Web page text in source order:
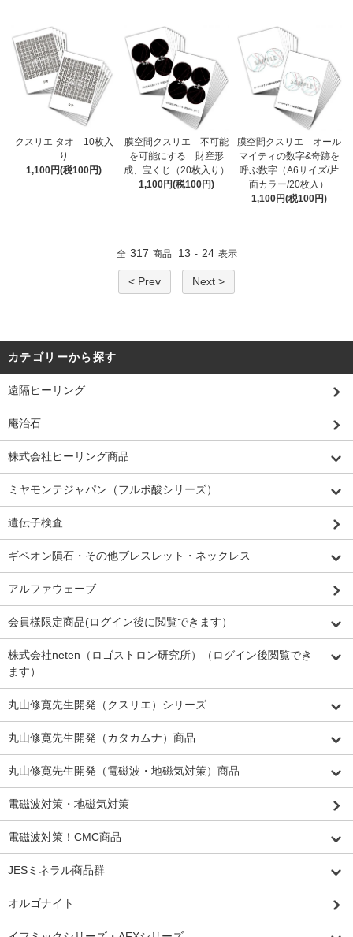
クスリエ タオ 10枚入
り
1,100円(税100円)
膜空間クスリエ 不可能
を可能にする 財産形
成、宝くじ（20枚入り）
1,100円(税100円)
膜空間クスリエ オール
マイティの数字&奇跡を
呼ぶ数字（A6サイズ/片
面カラー/20枚入）
1,100円(税100円)
全 317 商品 13 - 24 表示
< Prev Next >
カテゴリーから探す
遠隔ヒーリング
庵治石
株式会社ヒーリング商品
ミヤモンテジャパン（フルボ酸シリーズ）
遺伝子検査
ギベオン隕石・その他ブレスレット・ネックレス
アルファウェーブ
会員様限定商品(ログイン後に閲覧できます）
株式会社neten（ロゴストロン研究所）（ログイン後閲覧でき
ます）
丸山修寛先生開発（クスリエ）シリーズ
丸山修寛先生開発（カタカムナ）商品
丸山修寛先生開発（電磁波・地磁気対策）商品
電磁波対策・地磁気対策
電磁波対策！CMC商品
JESミネラル商品群
オルゴナイト